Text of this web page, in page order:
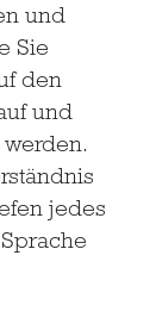
und
Sie
den
und
jedes